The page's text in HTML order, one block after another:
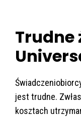
Trudne
jest trudne.
kosztach